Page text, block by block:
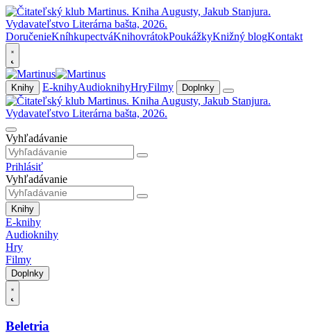
DoručenieKníhkupectváKnihovrátokPoukážkyKnižný blogKontakt
Knihy E-knihyAudioknihyHryFilmy Doplnky
Vyhľadávanie
Prihlásiť
Vyhľadávanie
Knihy
E-knihy
Audioknihy
Hry
Filmy
Doplnky
Beletria